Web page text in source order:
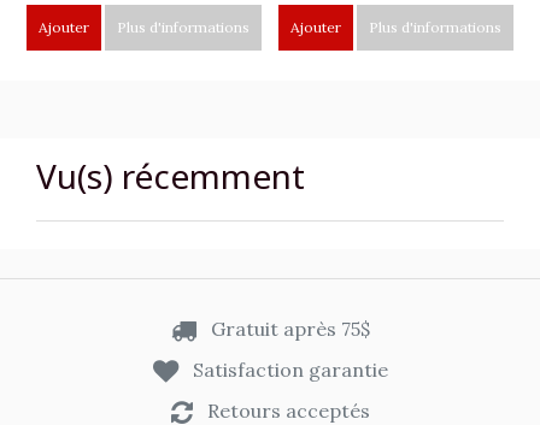
Ajouter Plus d'informations Ajouter Plus d'informations
Vu(s) récemment
Gratuit après 75$
Satisfaction garantie
Retours acceptés